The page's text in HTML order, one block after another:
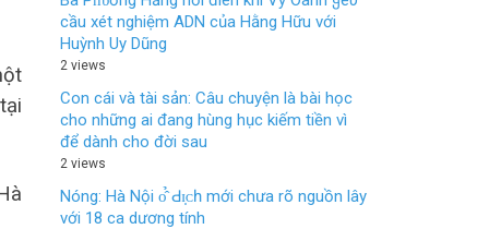
cầu xét nghiệm ADN của Hằng Hữu với
Huỳnh Uy Dũng
2 views
Con cái và tài sản: Câu chuyện là bài học
cho những ai đang hùng hục kiếm tiền vì
để dành cho đời sau
2 views
Nóng: Hà Nội ᴏ̂̉ Ԁɪ̣ᴄһ mới chưa rõ nguồn lây
với 18 ca dương tính